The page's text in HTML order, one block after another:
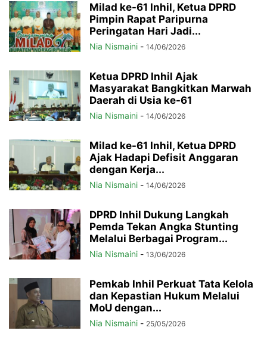
Milad ke-61 Inhil, Ketua DPRD
Pimpin Rapat Paripurna
Peringatan Hari Jadi...
Nia Nismaini - 14/06/2026
Ketua DPRD Inhil Ajak
Masyarakat Bangkitkan Marwah
Daerah di Usia ke-61
Nia Nismaini - 14/06/2026
Milad ke-61 Inhil, Ketua DPRD
Ajak Hadapi Defisit Anggaran
dengan Kerja...
Nia Nismaini - 14/06/2026
DPRD Inhil Dukung Langkah
Pemda Tekan Angka Stunting
Melalui Berbagai Program...
Nia Nismaini - 13/06/2026
Pemkab Inhil Perkuat Tata Kelola
dan Kepastian Hukum Melalui
MoU dengan...
Nia Nismaini - 25/05/2026